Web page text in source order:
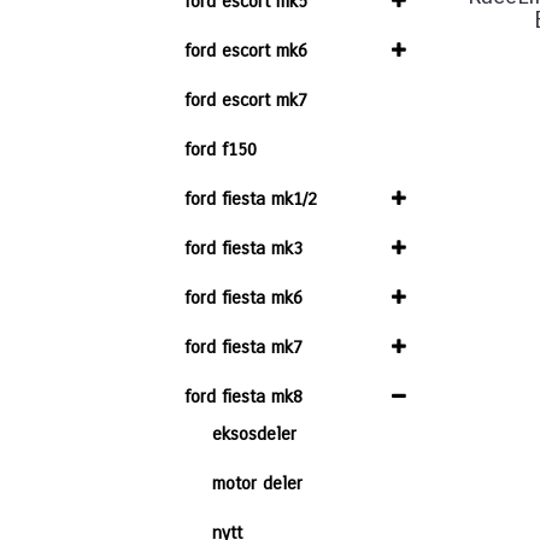
ford escort mk6
ford escort mk7
ford f150
ford fiesta mk1/2
ford fiesta mk3
ford fiesta mk6
ford fiesta mk7
ford fiesta mk8
eksosdeler
motor deler
nytt